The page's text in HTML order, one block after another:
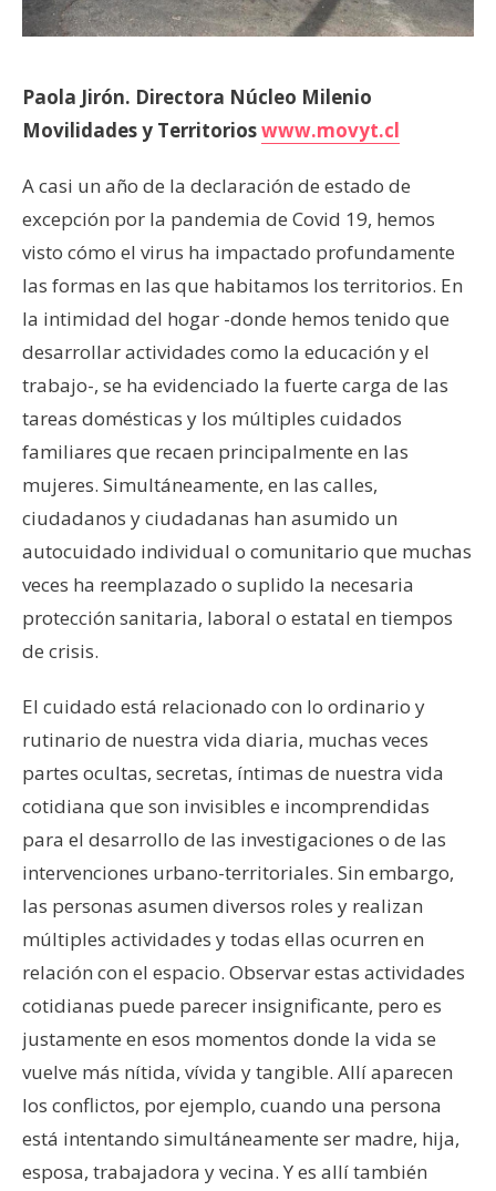
Paola Jirón. Directora Núcleo Milenio
Movilidades y Territorioswww.movyt.cl
A casi un año de la declaración de estado de
excepción por la pandemia de Covid 19, hemos
visto cómo el virus ha impactado profundamente
las formas en las que habitamos los territorios. En
la intimidad del hogar -donde hemos tenido que
desarrollar actividades como la educación y el
trabajo-, se ha evidenciado la fuerte carga de las
tareas domésticas y los múltiples cuidados
familiares que recaen principalmente en las
mujeres. Simultáneamente, en las calles,
ciudadanos y ciudadanas han asumido un
autocuidado individual o comunitario que muchas
veces ha reemplazado o suplido la necesaria
protección sanitaria, laboral o estatal en tiempos
de crisis.
El cuidado está relacionado con lo ordinario y
rutinario de nuestra vida diaria, muchas veces
partes ocultas, secretas, íntimas de nuestra vida
cotidiana que son invisibles e incomprendidas
para el desarrollo de las investigaciones o de las
intervenciones urbano-territoriales. Sin embargo,
las personas asumen diversos roles y realizan
múltiples actividades y todas ellas ocurren en
relación con el espacio. Observar estas actividades
cotidianas puede parecer insignificante, pero es
justamente en esos momentos donde la vida se
vuelve más nítida, vívida y tangible. Allí aparecen
los conflictos, por ejemplo, cuando una persona
está intentando simultáneamente ser madre, hija,
esposa, trabajadora y vecina. Y es allí también